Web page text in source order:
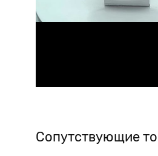
Сопутствующие